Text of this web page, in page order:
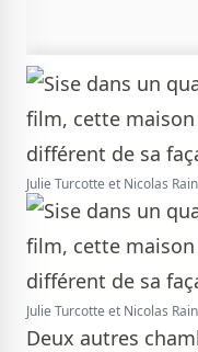
Julie Turcotte et Nicolas
Julie Turcotte et Nicolas
Deux autres